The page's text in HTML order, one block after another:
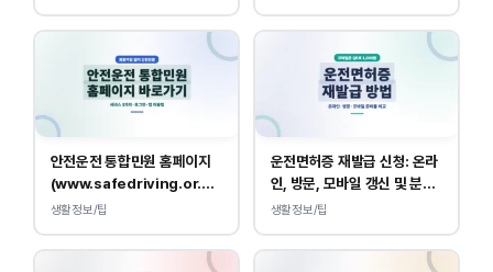
안전운전 통합민원 홈페이지
(www.safedriving.or.kr)
바로가기, 운전면허 민원 사이
생활정보/팁
운전면허증 재발급 신청: 온라
인, 방문, 모바일 갱신 및 분실
대응
생활정보/팁